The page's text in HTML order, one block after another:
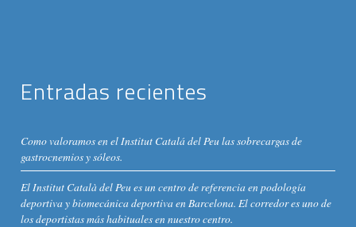
Entradas recientes
Como valoramos en el Institut Catalá del Peu las sobrecargas de
gastrocnemios y sóleos.
El Institut Català del Peu es un centro de referencia en podología
deportiva y biomecánica deportiva en Barcelona. El corredor es uno de
los deportistas más habituales en nuestro centro.